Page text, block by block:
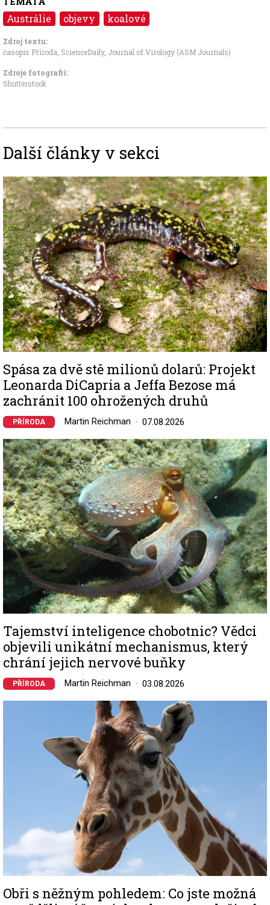
Austrálie objevy koalové
Zdroj textu:
časopis Příroda ScienceDaily, Journal of Virology (ASM Journals)
Zdroje fotografii:
Shutterstock
Další články v sekci
Image
Spása za dvě stě milionů dolarů: Projekt
Leonarda DiCapria a Jeffa Bezose má
zachránit 100 ohrožených druhů
PŘÍRODA Martin Reichman 07.08.2026
Image
Tajemství inteligence chobotnic? Vědci
objevili unikátní mechanismus, který
chrání jejich nervové buňky
PŘÍRODA Martin Reichman 03.08.2026
Obři s něžným pohledem: Co jste možná